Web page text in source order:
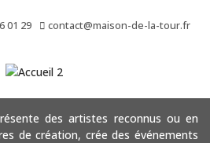
01 29 contact@maison-de-la-tour.fr
des artistes reconnus ou en
de création, crée des événements